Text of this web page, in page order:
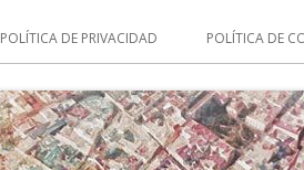
POLÍTICA DE PRIVACIDAD POLÍTICA DE